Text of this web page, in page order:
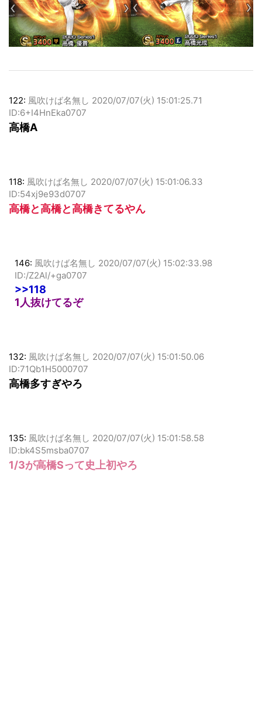
122: 風吹けば名無し 2020/07/07(火) 15:01:25.71
ID:6+I4HnEka0707
高橋A
118: 風吹けば名無し 2020/07/07(火) 15:01:06.33
ID:54xj9e93d0707
高橋と高橋と高橋きてるやん
146: 風吹けば名無し 2020/07/07(火) 15:02:33.98
ID:/Z2Al/+ga0707
>>118
1人抜けてるぞ
132: 風吹けば名無し 2020/07/07(火) 15:01:50.06
ID:71Qb1H5000707
高橋多すぎやろ
135: 風吹けば名無し 2020/07/07(火) 15:01:58.58
ID:bk4S5msba0707
1/3が高橋Sって史上初やろ